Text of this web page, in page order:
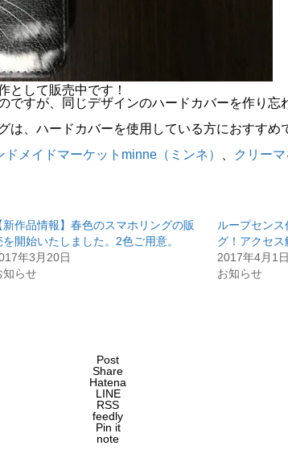
として販売中です！
ですが、同じデザインのハードカバーを作り忘
は、ハードカバーを使用している方におすすめ
ドメイドマーケットminne（ミンネ） クリーマ
新作品情報】春色のスマホリングの販
を開始いたしました。2色ご用意。
年3月20日
知らせ
ループセン
グ！アクセ
2017年4月1
お知らせ
Post
Share
Hatena
LINE
RSS
feedly
Pin it
note